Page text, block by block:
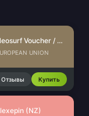
Neosurf Voucher / Prepaid (EU)
UNION
Отзывы Купить
(NZ)